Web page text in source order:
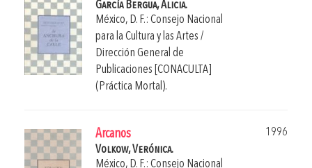
García Bergua, Alicia.
México, D. F.: Consejo Nacional
para la Cultura y las Artes /
Dirección General de
Publicaciones [CONACULTA]
(Práctica Mortal).
Arcanos
1996
Volkow, Verónica.
México, D. F.: Consejo Nacional